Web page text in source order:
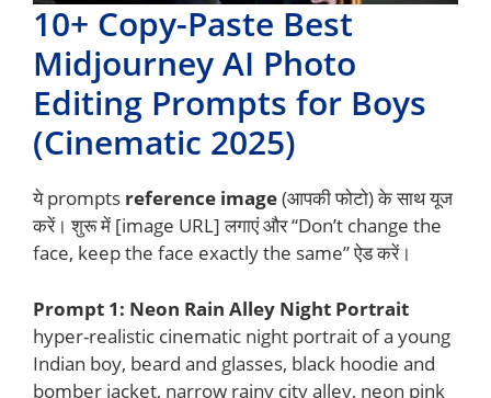
10+ Copy-Paste Best
Midjourney AI Photo
Editing Prompts for Boys
(Cinematic 2025)
ये prompts reference image(आपकी फोटो) के साथ यूज
करें। शुरू में [image URL] लगाएं और “Don’t change the
face, keep the face exactly the same” ऐड करें।
Prompt 1: Neon Rain Alley Night Portrait
hyper-realistic cinematic night portrait of a young
Indian boy, beard and glasses, black hoodie and
bomber jacket, narrow rainy city alley, neon pink